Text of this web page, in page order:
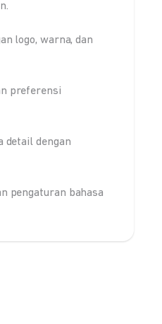
logo, warna, dan
preferensi
detail dengan
pengaturan bahasa